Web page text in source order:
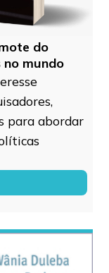
do
mundo
para abordar